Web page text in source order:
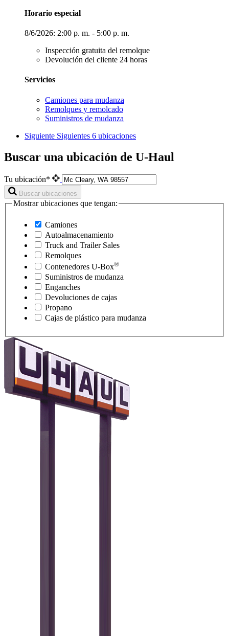
Horario especial
8/6/2026: 2:00 p. m. - 5:00 p. m.
Inspección gratuita del remolque
Devolución del cliente 24 horas
Servicios
Camiones para mudanza
Remolques y remolcado
Suministros de mudanza
Siguiente Siguientes 6 ubicaciones
Buscar una ubicación de U-Haul
Tu ubicación*
Buscar ubicaciones
Mostrar ubicaciones que tengan:
Camiones
Autoalmacenamiento
Truck and Trailer Sales
Remolques
Contenedores U-Box®
Suministros de mudanza
Enganches
Devoluciones de cajas
Propano
Cajas de plástico para mudanza